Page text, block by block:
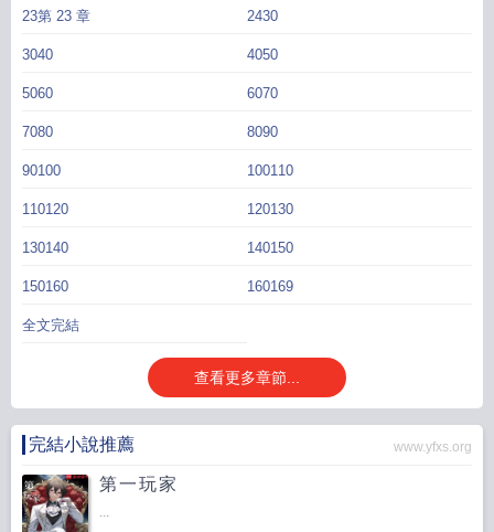
23第 23 章 2430
3040 4050
5060 6070
7080 8090
90100 100110
110120 120130
130140 140150
150160 160169
全文完結
查看更多章節...
完結小說推薦 www.yfxs.org
第一玩家
...